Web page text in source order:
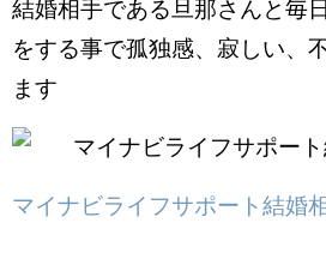
結婚相手である旦那さんと毎
をする事で孤独感、寂しい、
ます
マイナビライフサポート結婚